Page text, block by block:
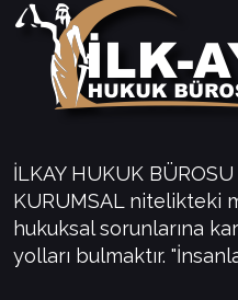
İLKAY HUKUK
KURUMSAL nitelikteki
hukuksal sorunlarına
yolları bulmaktır.